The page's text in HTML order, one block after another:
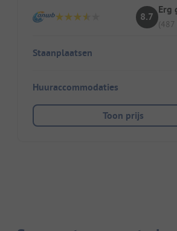
8.7
Erg
(487
Staanplaatsen
Huuraccommodaties
Toon prijs